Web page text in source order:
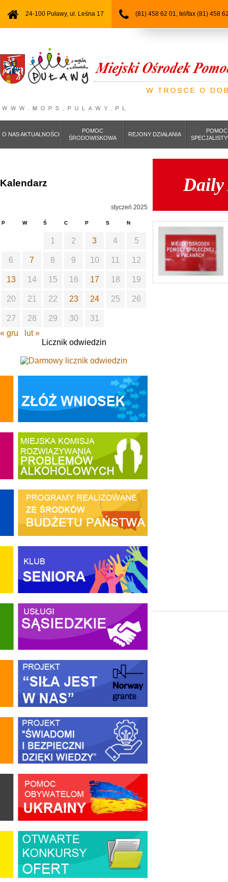
24-100 Puławy, ul. Leśna 17 (81) 458 62 01, tel/fax (81) 458
O NAS AKTUALNOŚCI
POMOC
ŚRODOWISKOWA
REJONY DZIAŁANIA
POMOC
Kalendarz
styczeń 2025
P W Ś C P S N
1 2 3 4 5
6 7 8 9 10 11 12
13 14 15 16 17 18 19
20 21 22 23 24 25 26
27 28 29 30
31
« gru
lut »
Licznik odwiedzin